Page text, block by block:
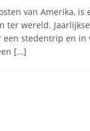
van Amerika, is
ter wereld.
een stedentrip en in
[…]